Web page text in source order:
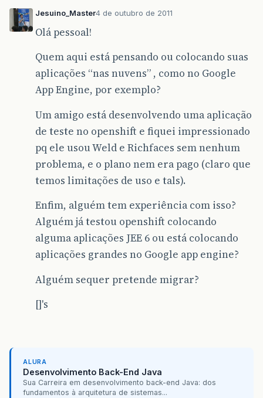
Jesuino_Master4 de outubro de 2011
Olá pessoal!
Quem aqui está pensando ou colocando suas
aplicações “nas nuvens” , como no Google
App Engine, por exemplo?
Um amigo está desenvolvendo uma aplicação
de teste no openshift e fiquei impressionado
pq ele usou Weld e Richfaces sem nenhum
problema, e o plano nem era pago (claro que
temos limitações de uso e tals).
Enfim, alguém tem experiência com isso?
Alguém já testou openshift colocando
alguma aplicações JEE 6 ou está colocando
aplicações grandes no Google app engine?
Alguém sequer pretende migrar?
[]'s
ALURA
Desenvolvimento Back-End Java
Sua Carreira em desenvolvimento back-end Java: dos
fundamentos à arquitetura de sistemas...